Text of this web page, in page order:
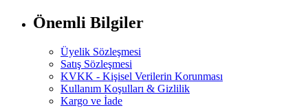
Önemli Bilgiler
Üyelik Sözleşmesi
Satış Sözleşmesi
KVKK - Kişisel Verilerin Korunması
Kullanım Koşulları & Gizlilik
Kargo ve İade